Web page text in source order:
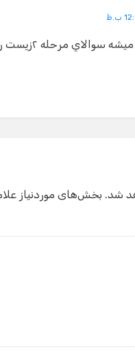
٢زيست رو هم بذار(مال پارسال)
شد. بخش‌های موردنیاز